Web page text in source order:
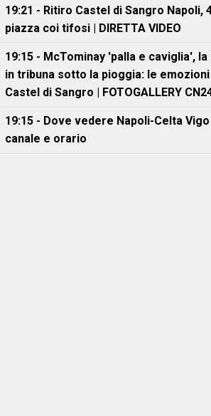
19:21 - Ritiro Castel di Sangro Napoli,
piazza coi tifosi | DIRETTA VIDEO
19:15 - McTominay 'palla e caviglia',
in tribuna sotto la pioggia: le
Castel di Sangro | FOTOGALLERY
19:15 - Dove vedere Napoli-Celta
canale e orario